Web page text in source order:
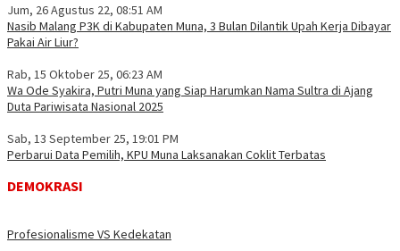
Jum, 26 Agustus 22, 08:51 AM
Nasib Malang P3K di Kabupaten Muna, 3 Bulan Dilantik Upah Kerja Dibayar
Pakai Air Liur?
Rab, 15 Oktober 25, 06:23 AM
Wa Ode Syakira, Putri Muna yang Siap Harumkan Nama Sultra di Ajang
Duta Pariwisata Nasional 2025
Sab, 13 September 25, 19:01 PM
Perbarui Data Pemilih, KPU Muna Laksanakan Coklit Terbatas
DEMOKRASI
Profesionalisme VS Kedekatan